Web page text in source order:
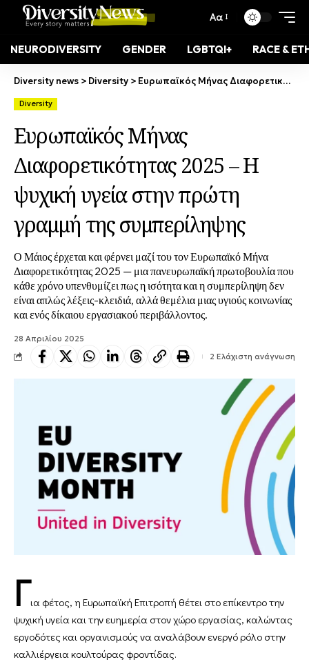
Αα
NEURODIVERSITY GENDER LGBTQI+ RACE &
Diversity news > Diversity > Ευρωπαϊκός Μήνας Διαφορετικότητας 2025 – Η ψυχική υγεία στην πρώτη γραμμή της συμπερίληψης
Diversity
Ευρωπαϊκός Μήνας
Διαφορετικότητας 2025 – Η
ψυχική υγεία στην πρώτη
γραμμή της συμπερίληψης
Ο Μάιος έρχεται και φέρνει μαζί του τον Ευρωπαϊκό Μήνα
Διαφορετικότητας 2025 — μια πανευρωπαϊκή πρωτοβουλία που
κάθε χρόνο υπενθυμίζει πως η ισότητα και η συμπερίληψη δεν
είναι απλώς λέξεις-κλειδιά, αλλά θεμέλια μιας υγιούς κοινωνίας
και ενός δίκαιου εργασιακού περιβάλλοντος.
28 Απριλίου 2025
2 Ελάχιστη ανάγνωση
Για φέτος, η Ευρωπαϊκή Επιτροπή θέτει στο επίκεντρο την
ψυχική υγεία και την ευημερία στον χώρο εργασίας, καλώντας
εργοδότες και οργανισμούς να αναλάβουν ενεργό ρόλο στην
καλλιέργεια κουλτούρας φροντίδας.